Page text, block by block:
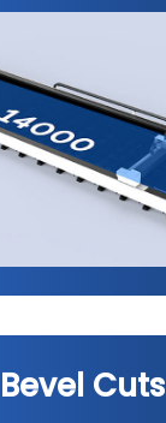
Cuts